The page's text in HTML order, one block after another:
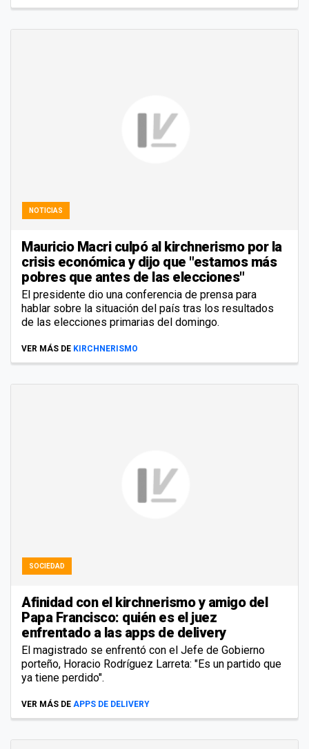
NOTICIAS
Mauricio Macri culpó al kirchnerismo por la
crisis económica y dijo que "estamos más
pobres que antes de las elecciones"
El presidente dio una conferencia de prensa para
hablar sobre la situación del país tras los resultados
de las elecciones primarias del domingo.
VER MÁS DE KIRCHNERISMO
SOCIEDAD
Afinidad con el kirchnerismo y amigo del
Papa Francisco: quién es el juez
enfrentado a las apps de delivery
El magistrado se enfrentó con el Jefe de Gobierno
porteño, Horacio Rodríguez Larreta: "Es un partido que
ya tiene perdido".
VER MÁS DE APPS DE DELIVERY